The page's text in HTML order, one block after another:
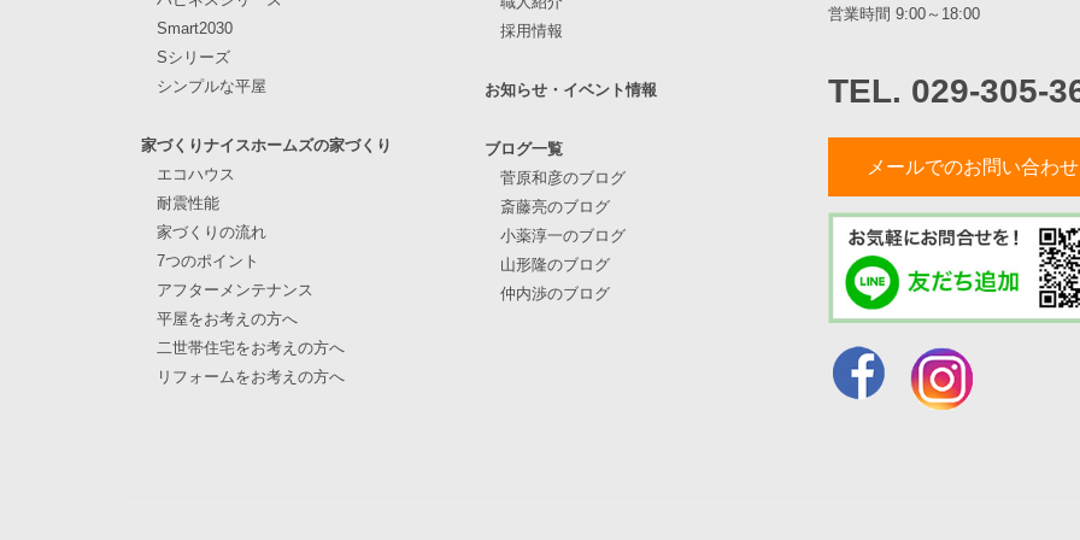
Smart2030
Sシリーズ
シンプルな平屋
家づくりナイスホームズの家づくり
エコハウス
耐震性能
家づくりの流れ
7つのポイント
アフターメンテナンス
平屋をお考えの方へ
二世帯住宅をお考えの方へ
リフォームをお考えの方へ
採用情報
お知らせ・イベント情報
ブログ一覧
菅原和彦のブログ
斎藤亮のブログ
小薬淳一のブログ
山形隆のブログ
仲内渉のブログ
営業時間 9:00～18:00
TEL. 029-305-
メールでのお問い合わせ